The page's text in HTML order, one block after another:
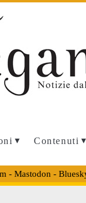
Contenuti
- Mastodon -